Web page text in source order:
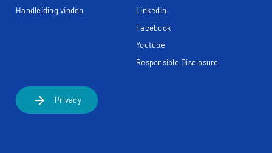
Handleiding vinden
LinkedIn
Facebook
Youtube
Responsible Disclosure
arrow_forward Privacy